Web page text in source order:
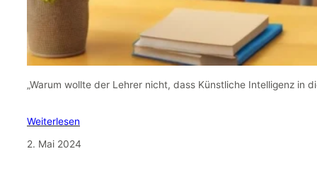
„Warum wollte der Lehrer nicht, dass Künstliche Intelligenz in
Weiterlesen
2. Mai 2024